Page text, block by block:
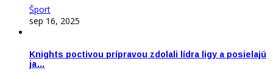
Šport
sep 16, 2025
Knights poctivou prípravou zdolali lídra ligy a posielajú
ja…